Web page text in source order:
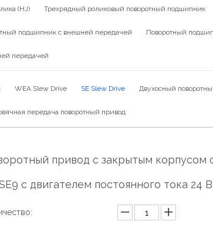
(HJ) Трехрядный роликовый поворотный подшипник
подшипник с внешней передачей Поворотный
передачей
WEA Slew Drive SE Slew Drive Двухосный
передача поворотный привод
привод с закрытым корпусом
с двигателем постоянного тока 24